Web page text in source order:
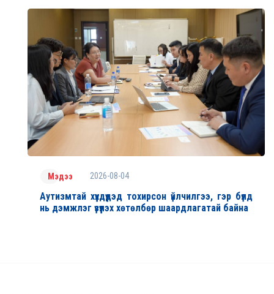
Мэдээ 2026-08-04
Аутизмтай хүүхдүүдэд тохирсон үйлчилгээ, гэр бүлд
нь дэмжлэг үзүүлэх хөтөлбөр шаардлагатай байна